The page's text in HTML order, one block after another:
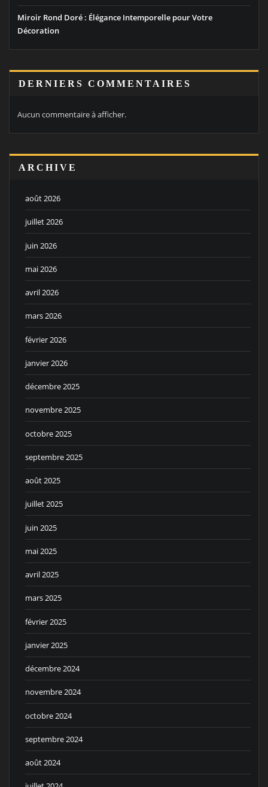
Miroir Rond Doré : Élégance Intemporelle pour Votre
Décoration
DERNIERS COMMENTAIRES
Aucun commentaire à afficher.
ARCHIVE
août 2026
juillet 2026
juin 2026
mai 2026
avril 2026
mars 2026
février 2026
janvier 2026
décembre 2025
novembre 2025
octobre 2025
septembre 2025
août 2025
juillet 2025
juin 2025
mai 2025
avril 2025
mars 2025
février 2025
janvier 2025
décembre 2024
novembre 2024
octobre 2024
septembre 2024
août 2024